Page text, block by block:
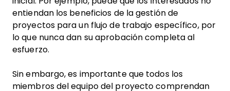
entiendan los beneficios de la gestión de
proyectos para un flujo de trabajo específico, por
lo que nunca dan su aprobación completa al
esfuerzo.
Sin embargo, es importante que todos los
miembros del equipo del proyecto comprendan